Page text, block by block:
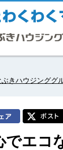
ぶきハウジンググ
でエコ